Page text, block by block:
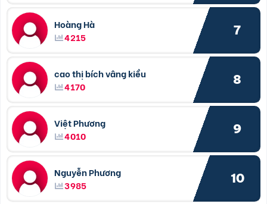
Hoàng Hà
4215
7
cao thị bích vâng kiều
4170
8
Việt Phương
4010
9
Nguyễn Phương
3985
10